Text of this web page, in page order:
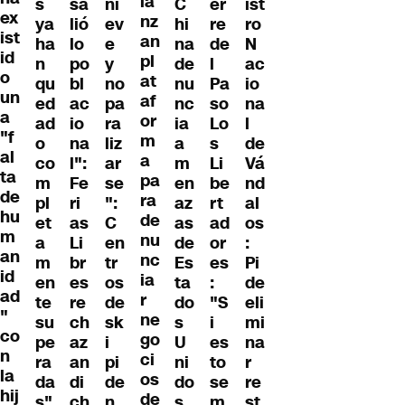
ex
ist
id
o
un
a
"f
al
ta
de
hu
m
an
id
ad
"
co
n
la
hij
ya
ha
n
qu
ed
ad
o
co
m
pl
et
a
m
en
te
su
pe
ra
da
lió
lo
po
bl
ac
io
na
l":
Fe
ri
as
Li
br
es
re
ch
az
an
di
ev
e
y
no
pa
ra
liz
ar
se
":
C
en
tr
os
de
sk
i
pi
de
nz
an
pl
at
af
or
m
a
pa
ra
de
nu
nc
ia
r
ne
go
ci
os
de
hi
na
de
nu
nc
ia
a
m
en
az
as
de
Es
ta
do
s
U
ni
do
re
de
l
Pa
so
Lo
s
Li
be
rt
ad
or
es
:
"S
i
es
to
se
ro
N
ac
io
na
l
de
Vá
nd
al
os
:
Pi
de
eli
mi
na
r
re